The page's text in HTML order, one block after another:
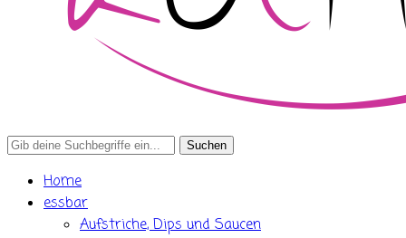
Search
Home
essbar
Aufstriche, Dips und Saucen